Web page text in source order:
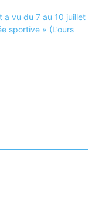
a vu du 7 au 10 juillet
sportive » (L’ours